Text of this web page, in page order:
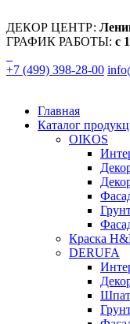
ДЕКОР ЦЕНТР:
ГРАФИК РАБОТЫ: с
+7 (499) 398-28-00
Главная
Каталог
OIKOS
Краска
DERUFA